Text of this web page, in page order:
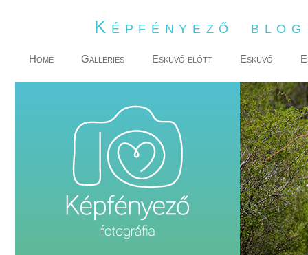
Képfényező
Home Galleries Esküvő előtt Esküvő